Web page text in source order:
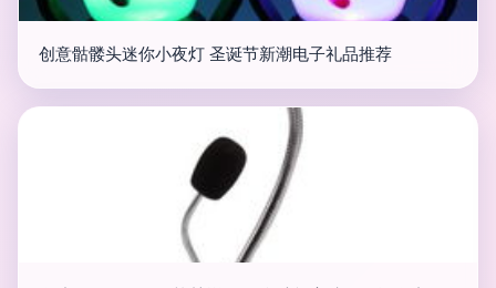
创意骷髅头迷你小夜灯 圣诞节新潮电子礼品推荐